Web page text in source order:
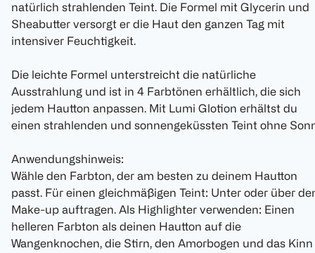
natürlich strahlenden Teint. Die Formel mit Glycerin und
Sheabutter versorgt er die Haut den ganzen Tag mit
intensiver Feuchtigkeit.
Die leichte Formel unterstreicht die natürliche
Ausstrahlung und ist in 4 Farbtönen erhältlich, die sich
jedem Hautton anpassen. Mit Lumi Glotion erhältst du
einen strahlenden und sonnengeküssten Teint ohne
Anwendungshinweis:
Wähle den Farbton, der am besten zu deinem Hautton
passt. Für einen gleichmäßigen Teint: Unter oder über
Make-up auftragen. Als Highlighter verwenden: Einen
helleren Farbton als deinen Hautton auf die
Wangenknochen, die Stirn, den Amorbogen und das Kinn